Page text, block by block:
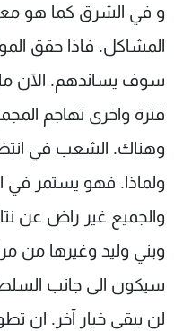
و في الشرق كما هو
المشاكل. فاذا حقق
سوف يساندهم. الآن
فترة واخرى تهاجم
وهناك. الشعب في
ولماذا. فهو يستمر في
والجميع غير راض عن
وبني وليد وغيرها من
سيكون الى جانب
لن يبقى خيار آخر. ان